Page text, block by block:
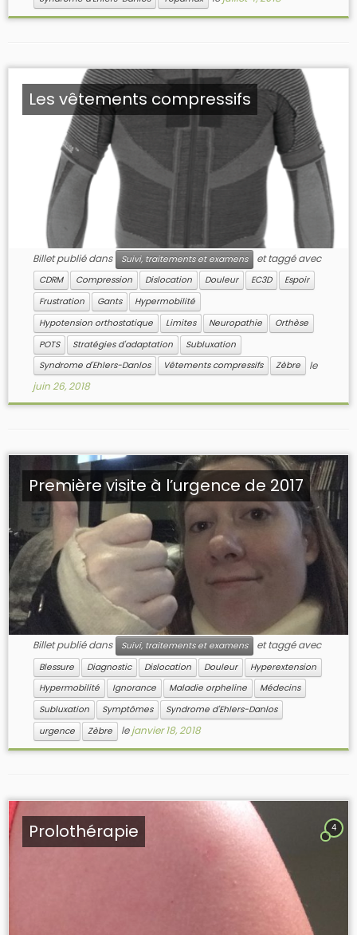
Les vêtements compressifs
Billet publié dans Suivi, traitements et examens et taggé avec
CDRM Compression Dislocation Douleur EC3D
Espoir
Frustration
Gants
Hypermobilité
Hypotension orthostatique
Limites Neuropathie
Orthèse
POTS
Stratégies d'adaptation
Subluxation
Syndrome d'Ehlers-Danlos
Vêtements compressifs Zèbre
le
juin 26, 2018
Première visite à l’urgence de 2017
Billet publié dans Suivi, traitements et examens et taggé avec
Blessure Diagnostic Dislocation Douleur
Hyperextension
Hypermobilité
Ignorance Maladie orpheline
Médecins
Subluxation
Symptômes
Syndrome d'Ehlers-Danlos
urgence
Zèbre lejanvier 18, 2018
4
Prolothérapie